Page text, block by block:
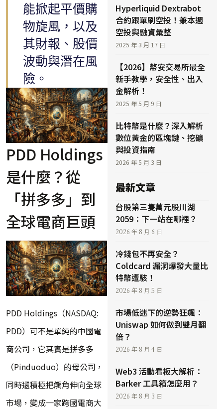
能掀起平價購
物旋風，以及
其財報、股價
波動與潛在風
險。
PDD Holdings
是什麼？從
「拼多多」到
全球電商巨頭
PDD Holdings（NASDAQ:
PDD）可不是單純的中國電
商公司，它其實是拼多多
（Pinduoduo）的母公司，
同時還積極把觸角伸向全球
市場，變成一家跨國電商大
Hyperliquid Dextrabot
合約跟單刷空投！兼本週
空投與融資彙整
2025 年 3 月 17 日
【2026】幣安交易所最全
新手教學，安全性、出入
金解析！
2025 年 5 月 9 日
比特幣是什麼？深入解析
數位黃金的區塊鏈、挖礦
與投資指南
2026 年 5 月 3 日
最新文章
台股第三隻萬元股川湖
2059：下一站在哪裡？
2026 年 8 月 6 日
冷錢包不再安全？
Coldcard 漏洞爆發大量比
特幣遭駭！
2026 年 8 月 5 日
市場低迷下的逆勢狂飆：
Uniswap 如何做到雙月翻
倍？
2026 年 8 月 4 日
Web3 活動看板大解析：
Barker 工具箱怎麼用？
2026 年 8 月 3 日